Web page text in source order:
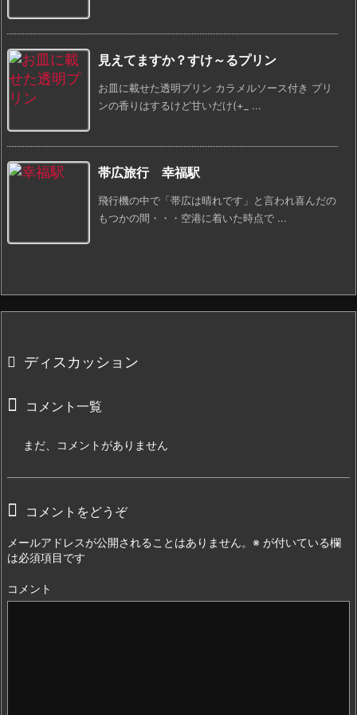
見えてますか？すけ～るプリン
お皿に載せた透明プリン カラメルソース付き プリ
ンの香りはするけど甘いだけ(+_ ...
帯広旅行 幸福駅
飛行機の中で「帯広は晴れです」と言われ喜んだの
もつかの間・・・空港に着いた時点で ...
ディスカッション
コメント一覧
まだ、コメントがありません
コメントをどうぞ
メールアドレスが公開されることはありません。 ※ が付いている欄
は必須項目です
コメント